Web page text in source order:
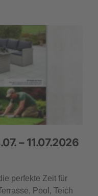
– 11.07.2026
perfekte Zeit für
Pool, Teich